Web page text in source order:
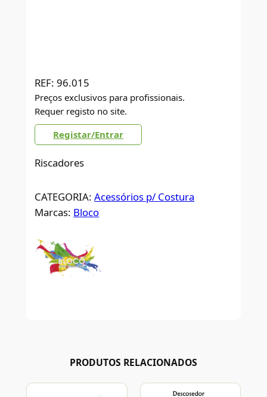
REF: 96.015
Preços exclusivos para profissionais.
Requer registo no site.
Registar/Entrar
Riscadores
CATEGORIA:Acessórios p/ Costura
Marcas: Bloco
PRODUTOS RELACIONADOS